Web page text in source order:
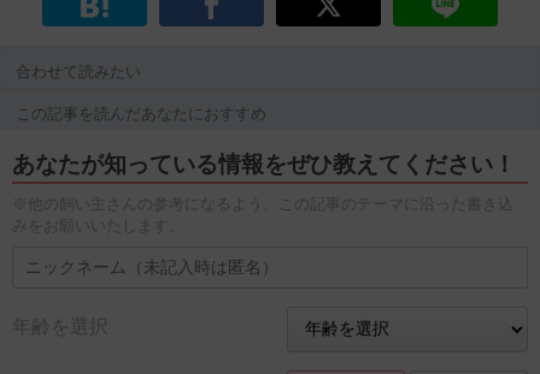
合わせて読みたい
この記事を読んだあなたにおすすめ
あなたが知っている情報をぜひ教えてください！
※他の飼い主さんの参考になるよう、この記事のテーマに沿った書き込
みをお願いいたします。
年齢を選択